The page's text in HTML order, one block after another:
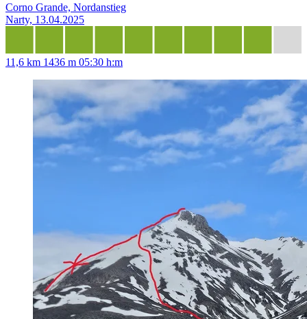
Corno Grande, Nordanstieg
Narty, 13.04.2025
11,6 km 1436 m 05:30 h:m